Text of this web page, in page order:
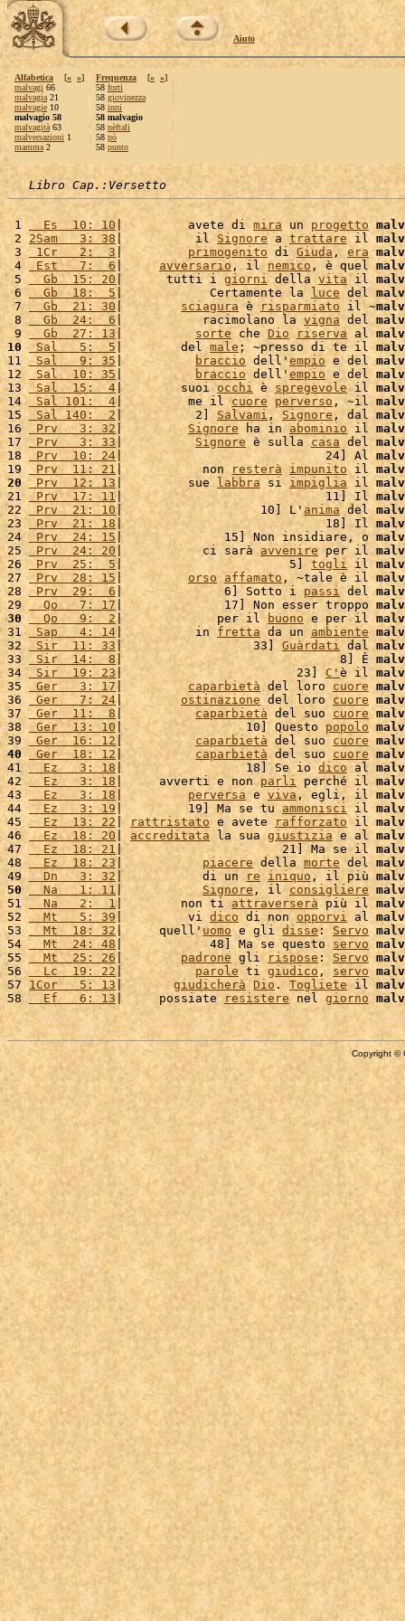
Aiuto
Alfabetica [« »]
malvagi 66
malvagia 21
malvagie 10
malvagio 58
malvagità 63
malversazioni 1
mamma 2
Frequenza [« »]
58 forti
58 giovinezza
58 inni
58 malvagio
58 nèftali
58 pò
58 punto
Libro Cap.:Versetto
1
  Es  10: 10
|         avete di mira un progetto
2 2Sam   3: 38 |          il Signore a trattare il
3 1Cr   2:  3 | primogenito di Giuda , era
4
Est   7:  6| avversario, il nemico, è quel
5
  Gb  15: 20
|      tutti i giorni della vita il
6
  Gb  18:  5
|            Certamente la luce del
7
  Gb  21: 30
| sciagura è risparmiato il ~
8
  Gb  24:  6
|           racimolano la vigna del
9
  Gb  27: 13
| sorte che Dio riserva al
10
Sal   5:  5 |        del male ; ~presso di te il
11 Sal   9: 35 | braccio dell'empio e del
12
Sal  10: 35 | braccio dell'empio e del
13
Sal  15:  4|        suoi occhi è spregevole il
14 Sal 101:  4 |         me il cuore perverso , ~il
15 Sal 140:  2 |          2] Salvami, Signore , dal
16
Prv   3: 32 | Signore ha in abominio il
17 Prv   3: 33| Signore è sulla casa del
18
Prv  10: 24 |                            24] Al
19 Prv  11: 21 |           non resterà impunito il
20 Prv  12: 13 |         sue labbra si impiglia il
21
Prv  17: 11|                            11] Il
22 Prv  21: 10 |                   10] L'anima del
23
Prv  21: 18 |                            18] Il
24
Prv  24: 15|              15] Non insidiare, o
25 Prv  24: 20 |           ci sarà avvenire per il
26 Prv  25:  5 |                       5] togli il
27 Prv  28: 15 | orso affamato , ~tale è il
28 Prv  29:  6 |              6] Sotto i passi del
29
  Qo   7: 17
|              17] Non esser troppo
30
  Qo   9:  2
|             per il buono e per il
31 Sap   4: 14 |          in fretta da un ambiente
32 Sir  11: 33 |                  33] Guàrdati dal
33 Sir  14:  8 |                              8] È
34 Sir  19: 23|                        23] C' è il
35 Ger   3: 17| caparbietà del loro cuore
36 Ger   7: 24 | ostinazione del loro cuore
37 Ger  11:  8 | caparbietà del suo cuore
38
Ger  13: 10|                 10] Questo popolo
39 Ger  16: 12 | caparbietà del suo cuore
40
Ger  18: 12 | caparbietà del suo cuore
41
  Ez   3: 18
|                 18] Se io dico al
42
  Ez   3: 18
|     avverti e non parli perché il
43
  Ez   3: 18
| perversa e viva , egli, il
44
  Ez   3: 19
|         19] Ma se tu ammonisci il
45
  Ez  13: 22
| rattristato e avete rafforzato il
46
  Ez  18: 20
accreditata la sua giustizia e al
47
  Ez  18: 21
|                      21] Ma se il
48
  Ez  18: 23
| piacere della morte del
49
  Dn   3: 32
|           di un re iniquo , il più
50
  Na   1: 11
| Signore , il consigliere
51
  Na   2:  1
|        non ti attraverserà più il
52
  Mt   5: 39
|         vi dico di non opporvi al
53
  Mt  18: 32
|     quell'uomo e gli disse: Servo
54
  Mt  24: 48
|            48] Ma se questo servo
55
  Mt  25: 26
| padrone gli rispose : Servo
56
  Lc  19: 22
| parole ti giudico, servo
57 1Cor   5: 13 | giudicherà Dio. Togliete il
58
  Ef   6: 13
|     possiate resistere nel giorno
Copyright ©